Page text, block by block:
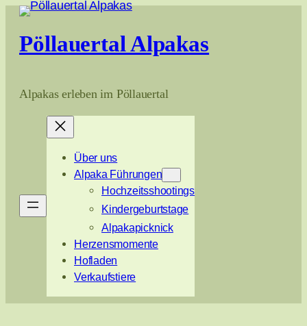
Zum
springen
Pöllauertal Alpakas
Alpakas erleben im Pöllauertal
Über uns
Alpaka Führungen
Hochzeitsshootings
Kindergeburtstage
Alpakapicknick
Herzensmomente
Hofladen
Verkaufstiere